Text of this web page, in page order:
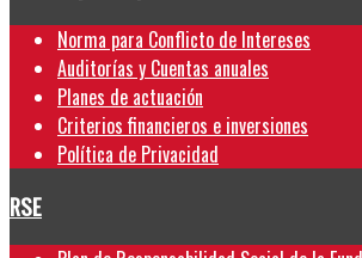
Norma para Conflicto de Intereses
Auditorías y Cuentas anuales
Planes de actuación
Criterios financieros e inversiones
Política de Privacidad
RSE